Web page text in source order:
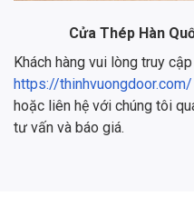
Cửa Thép Hàn
Khách hàng vui lòng truy
https://thinhvuongdoor.com/
hoặc liên hệ với chúng tôi
tư vấn và báo giá.